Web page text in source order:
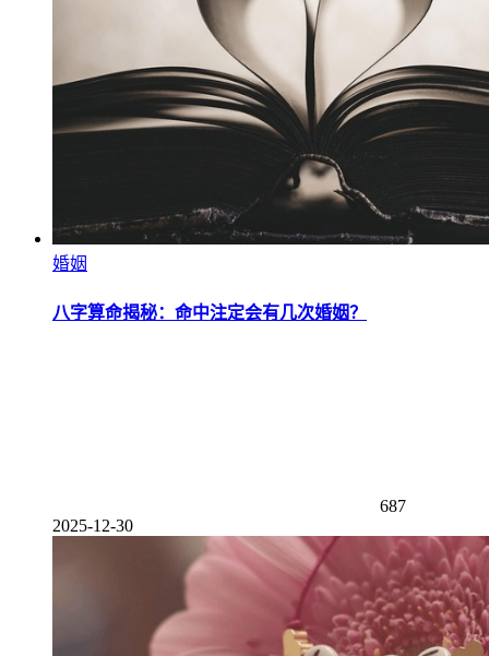
婚姻
八字算命揭秘：命中注定会有几次婚姻？
687
2025-12-30